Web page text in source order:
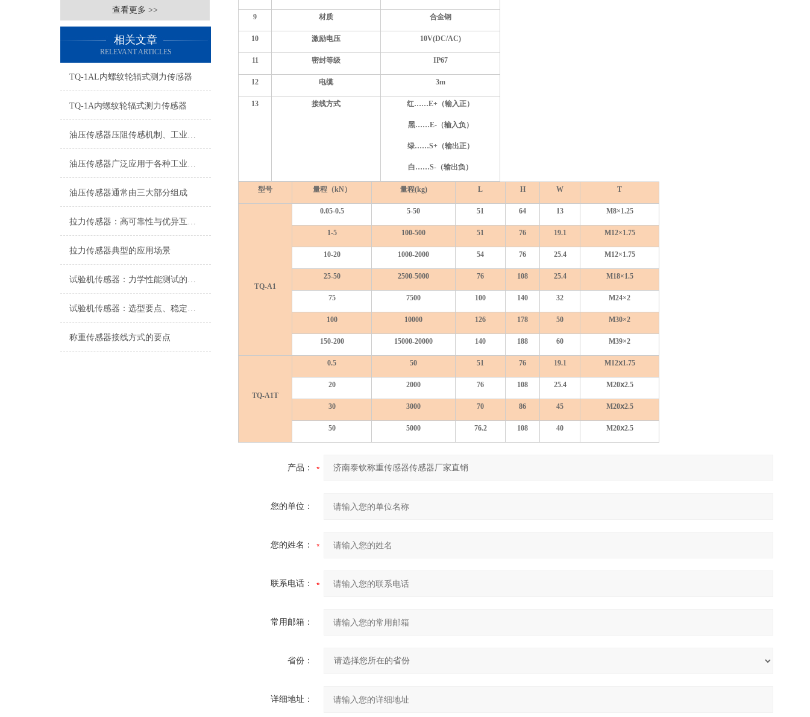
查看更多 >>
相关文章
RELEVANT ARTICLES
TQ-1AL内螺纹轮辐式测力传感器
TQ-1A内螺纹轮辐式测力传感器
油压传感器压阻传感机制、工业工况适配与标准化运维管理
油压传感器广泛应用于各种工业自控环境
油压传感器通常由三大部分组成
拉力传感器：高可靠性与优异互换性的技术解析
拉力传感器典型的应用场景
试验机传感器：力学性能测试的核心组件解析
试验机传感器：选型要点、稳定性及分类详解
称重传感器接线方式的要点
9 材质 合金钢
10 激励电压 10V(DC/AC)
11 密封等级 IP67
12 电缆 3m
13 接线方式 红……E+（输入正）
黑……E-（输入负）
绿……S+（输出正）
白……S-（输出负）
型号 量程（kN） 量程(kg) L H W T
TQ-A1
0.05-0.5 5-50 51 64 13 M8×1.25
1-5 100-500 51 76 19.1 M12×1.75
10-20 1000-2000 54 76 25.4 M12×1.75
25-50 2500-5000 76 108 25.4 M18×1.5
75 7500 100 140 32 M24×2
100 10000 126 178 50 M30×2
150-200 15000-20000 140 188 60 M39×2
TQ-A1T
0.5 50 51 76 19.1 M12ⅹ1.75
20 2000 76 108 25.4 M20ⅹ2.5
30 3000 70 86 45 M20ⅹ2.5
50 5000 76.2 108 40 M20ⅹ2.5
产品：
您的单位：
您的姓名：
联系电话：
常用邮箱：
省份：
详细地址：